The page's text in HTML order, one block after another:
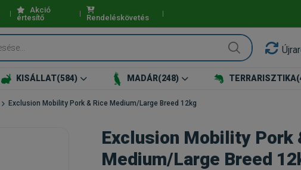
Akció
értesítő
Rendeléskövetés
KISÁLLAT(584) MADÁR(248) TERRARISZTIKA
Exclusion Mobility Pork & Rice Medium/Large Breed 12kg
Exclusion Mobility Pork
Medium/Large Breed